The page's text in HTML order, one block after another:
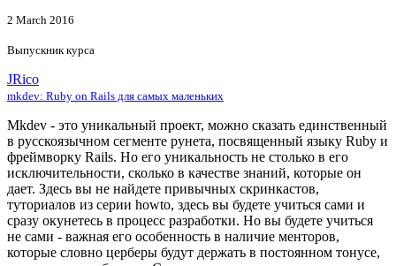
2 March 2016
Выпускник курса
JRico
mkdev: Ruby on Rails для самых маленьких
Mkdev - это уникальный проект, можно сказать единственный
в русскоязычном сегменте рунета, посвященный языку Ruby и
фреймворку Rails. Но его уникальность не столько в его
исключительности, сколько в качестве знаний, которые он
дает. Здесь вы не найдете привычных скринкастов,
туториалов из серии howto, здесь вы будете учиться сами и
сразу окунетесь в процесс разработки. Но вы будете учиться
не сами - важная его особенность в наличие менторов,
которые словно церберы будут держать в постоянном тонусе,